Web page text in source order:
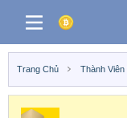
Trang Chủ Thành Viên